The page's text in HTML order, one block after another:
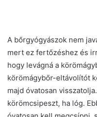
A bőrgyógyászok nem
mert ez fertőzéshez és
hogy levágná a
körömágybőr-eltávolítót
majd óvatosan
körömcsipeszt, ha lóg.